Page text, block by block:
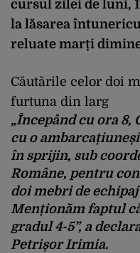
cursul zilei de luni,
la lăsarea
reluate marți
Căutările celor doi
furtuna din larg
„Începând cu ora 8,
cu o
în sprijin, sub
Române, pentru
doi mebri de
Menționăm faptul
gradul 4-5”, a
Petrișor Irimia.